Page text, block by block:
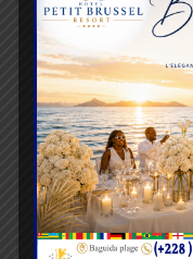
VOUS POURRIEZ
POLITIQUE
Communication
électronique : un